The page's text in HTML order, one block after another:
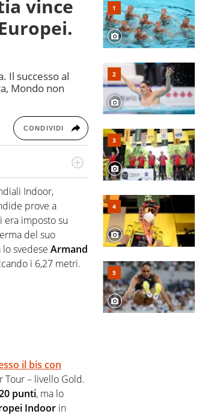
vince
Il successo al
Mondo non
CONDIVIDI
del sito:
Indoor,
prove a
era imposto su
del suo
svedese Armand
i 6,27 metri.
il bis con
Tour – livello Gold.
punti, ma lo
Indoor in